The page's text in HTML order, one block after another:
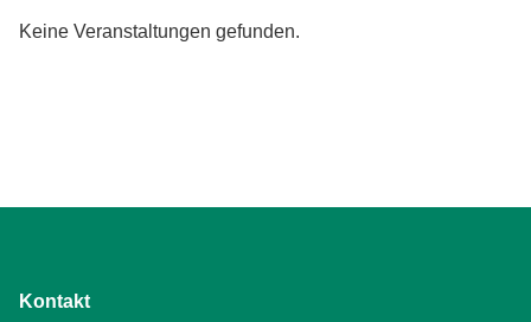
Keine Veranstaltungen gefunden.
Kontakt